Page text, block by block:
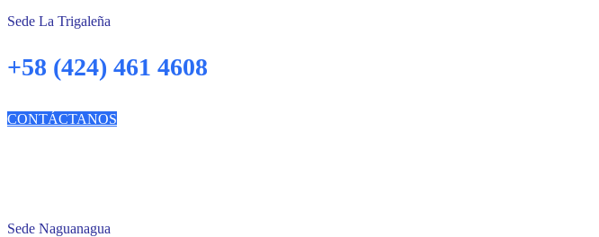
Sede La Trigaleña
+58 (424) 461 4608
CONTÁCTANOS
Sede Naguanagua